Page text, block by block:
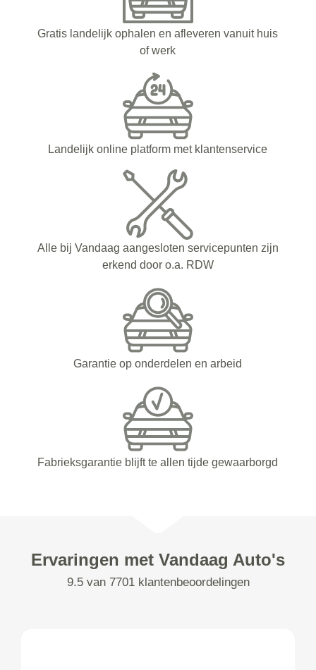
Gratis landelijk ophalen en afleveren vanuit huis
of werk
Landelijk online platform met klantenservice
Alle bij Vandaag aangesloten servicepunten zijn
erkend door o.a. RDW
Garantie op onderdelen en arbeid
Fabrieksgarantie blijft te allen tijde gewaarborgd
Ervaringen met Vandaag Auto's
9.5 van 7701 klantenbeoordelingen